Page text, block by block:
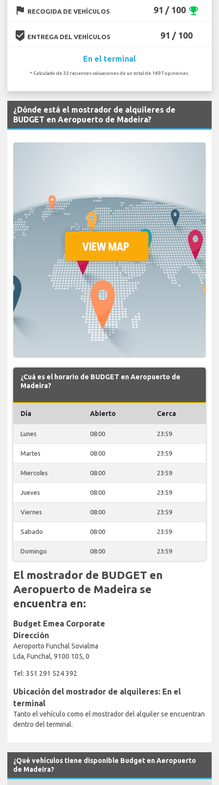
flag RECOGIDA DE VEHÍCULOS 91 / 100 emoji_events
beenhere ENTREGA DEL VEHÍCULOS 91 / 100
En el terminal
* Calculado de 32 recientes valuaciones de un total de 1497 opiniones.
¿Dónde está el mostrador de alquileres de
BUDGET en Aeropuerto de Madeira?
¿Cuá es el horario de BUDGET en Aeropuerto de
Madeira?
Día Abierto Cerca
Lunes 08:00 23:59
Martes 08:00 23:59
Miercoles 08:00 23:59
Jueves 08:00 23:59
Viernes 08:00 23:59
Sabado 08:00 23:59
Domingo 08:00 23:59
El mostrador de BUDGET en
Aeropuerto de Madeira se
encuentra en:
Budget Emea Corporate
Dirección
Aeroporto Funchal Sovialma
Lda, Funchal, 9100 105, 0
Tel: 351 291 524 392
Ubicación del mostrador de alquileres: En el
terminal
Tanto el vehículo como el mostrador del alquiler se encuentran
dentro del terminal.
¿Qué vehículos tiene disponible Budget en Aeropuerto
de Madeira?